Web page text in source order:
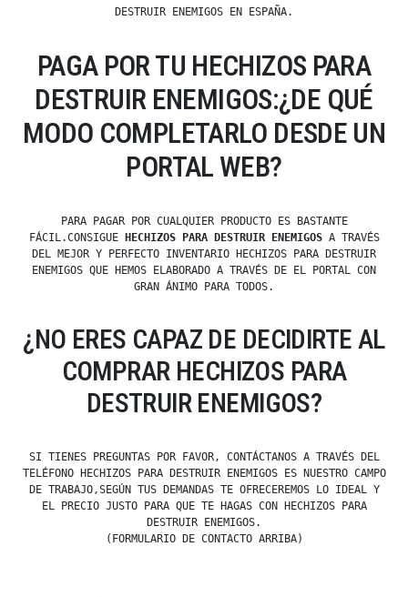
DESTRUIR ENEMIGOS EN ESPAÑA.
PAGA POR TU HECHIZOS PARA
DESTRUIR ENEMIGOS:¿DE QUÉ
MODO COMPLETARLO DESDE UN
PORTAL WEB?
PARA PAGAR POR CUALQUIER PRODUCTO ES BASTANTE
FÁCIL.CONSIGUE
HECHIZOS PARA DESTRUIR ENEMIGOSA TRAVÉS
DEL MEJOR Y PERFECTO INVENTARIO HECHIZOS PARA DESTRUIR
ENEMIGOS QUE HEMOS ELABORADO A TRAVÉS DE EL PORTAL CON
GRAN ÁNIMO PARA TODOS.
¿NO ERES CAPAZ DE DECIDIRTE AL
COMPRAR HECHIZOS PARA
DESTRUIR ENEMIGOS?
SI TIENES PREGUNTAS POR FAVOR, CONTÁCTANOS A TRAVÉS DEL
TELÉFONO HECHIZOS PARA DESTRUIR ENEMIGOS ES NUESTRO CAMPO
DE TRABAJO,SEGÚN TUS DEMANDAS TE OFRECEREMOS LO IDEAL Y
EL PRECIO JUSTO PARA QUE TE HAGAS CON HECHIZOS PARA
DESTRUIR ENEMIGOS.
(FORMULARIO DE CONTACTO ARRIBA)